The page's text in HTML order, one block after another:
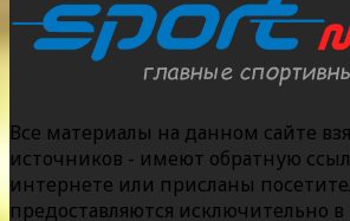
Все материалы на данном сайте
источников - имеют обратную
интернете или присланы
предоставляются исключительно в